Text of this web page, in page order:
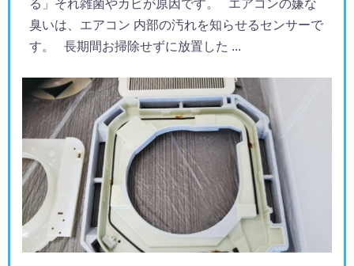
る」それ雑菌やカビが原因です。 エアコンの嫌な
臭いは、エアコン 内部の汚れを知らせるセンサーで
す。 長期間お掃除せずに放置した ...